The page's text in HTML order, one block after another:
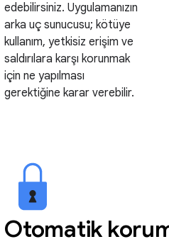
edebilirsiniz. Uygulamanızın
arka uç sunucusu; kötüye
kullanım, yetkisiz erişim ve
saldırılara karşı korunmak
için ne yapılması
gerektiğine karar verebilir.
Otomatik